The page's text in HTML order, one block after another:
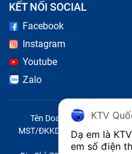
KẾT NỐI SOCIAL
Facebook
Instagram
Youtube
Zalo
Tên Doanh Nghiệp: CÔNG
MST/ĐKKD/QĐTL:
14/
KTV
Dạ em là
em số điện